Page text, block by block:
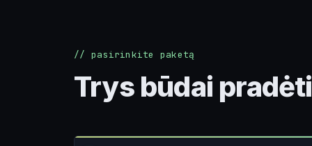
// pasirinkite paketą
Trys būdai pradėti